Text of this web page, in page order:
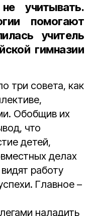
учитывать.
помогают
учитель
гимназии
три совета, как
Обобщив их
что
детей,
делах
работу
Главное –
наладить